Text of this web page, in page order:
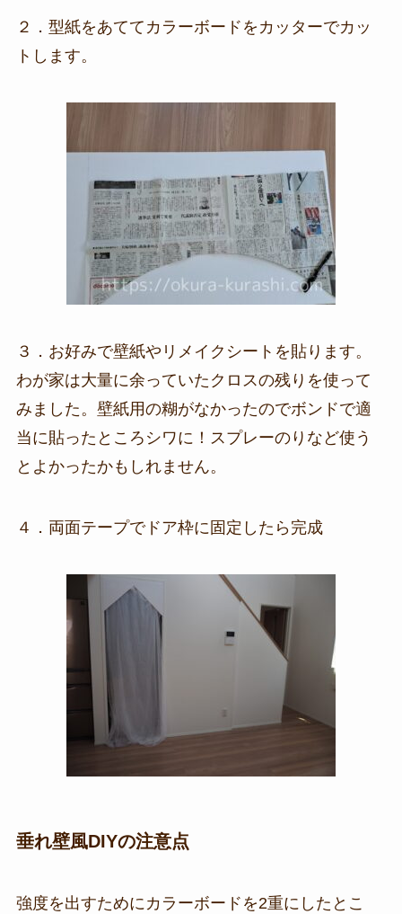
２．型紙をあててカラーボードをカッターでカッ
トします。
３．お好みで壁紙やリメイクシートを貼ります。
わが家は大量に余っていたクロスの残りを使って
みました。壁紙用の糊がなかったのでボンドで適
当に貼ったところシワに！スプレーのりなど使う
とよかったかもしれません。
４．両面テープでドア枠に固定したら完成
垂れ壁風DIYの注意点
強度を出すためにカラーボードを2重にしたとこ